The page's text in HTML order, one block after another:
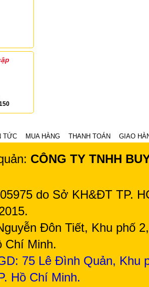
TỨC MUA HÀNG THANH TOÁN GIAO
CÔNG TY TNHH
do Sở KH&ĐT TP.
Đôn Tiết, Khu phố
Chí Minh.
75 Lê Đình Quản, Khu
Hồ Chí Minh.